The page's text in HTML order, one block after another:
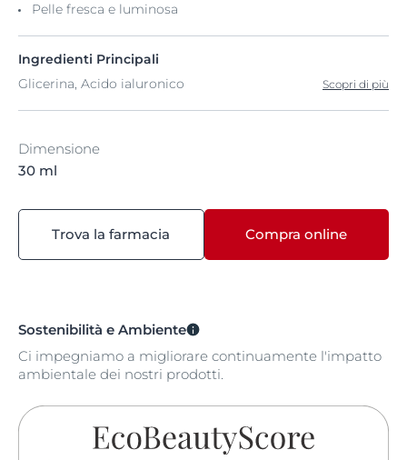
Pelle fresca e luminosa
Ingredienti Principali
Glicerina, Acido ialuronico
Scopri di più
Dimensione
30 ml
Trova la farmacia Compra online
Sostenibilità e Ambiente
Ci impegniamo a migliorare continuamente l'impatto
ambientale dei nostri prodotti.